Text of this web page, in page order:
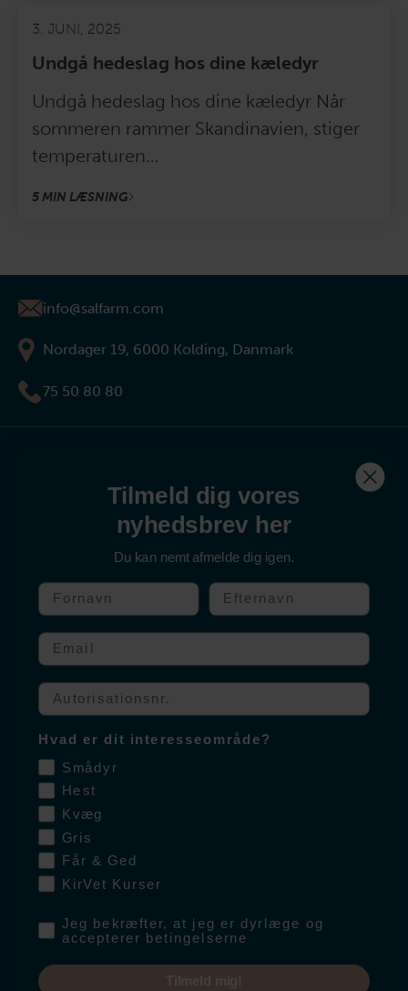
3. JUNI, 2025
Undgå hedeslag hos dine kæledyr
Undgå hedeslag hos dine kæledyr Når
sommeren rammer Skandinavien, stiger
temperaturen…
5 MIN LÆSNING
info@salfarm.com
Nordager 19, 6000 Kolding, Danmark
75 50 80 80
Nyttige Links
Om Salfarm
Facebook
Instagram
Indberet bivirkninger
til Lægemiddelstyrelsen hereller kontakt Salfarms
bivirkningssagkyndige person
påpv@salfarm.dkeller
på bivirknings-tlf.
+45 40 80 85 04
Tilmeld dig vores
nyhedsbrev her
Du kan nemt afmelde dig igen.
Fornavn Efternavn
Email
Autorisationssnummer
Hvad er dit interesseområde?
Smådyr
Hest
Kvæg
Gris
Får & Ged
KirVet Kurser
Permission
Jeg bekræfter, at jeg er dyrlæge og
accepterer betingelserne
Tilmeld mig!